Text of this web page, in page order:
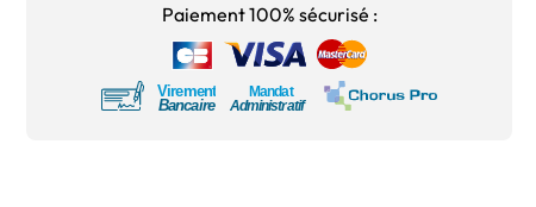
Paiement 100% sécurisé :